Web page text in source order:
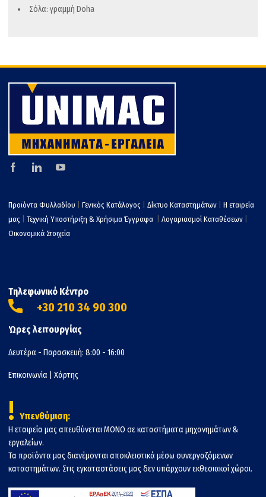
Σόλα: γραμμή Doha
Προϊόντα Φυλλαδίου Γενικός Κατάλογος Δίκτυο Καταστημάτων
Η εταιρεία
μας
Τεχνική Υποστήριξη & Χρήσιμα Έγγραφα Λογαριασμοί Καταθέσεων
Οικονομικά Στοιχεία
Τηλεφωνικό Κέντρο
+30 210 34 90 300
Ώρες λειτουργίας
Δευτέρα - Παρασκευή: 8:00 - 16:00
Επικοινωνία Χάρτης
! Υπενθύμιση:
Η εταιρεία μας απευθύνεται ΜΟΝΟ σε καταστήματα μηχανημάτων &
εργαλείων.
Τα προϊόντα μας διανέμονται αποκλειστικά μέσω συνεργαζόμενων
καταστημάτων. Στις εγκαταστάσεις μας δεν υπάρχουν εκθεσιακοί χώροι.